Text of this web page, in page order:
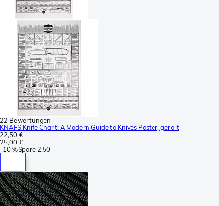
22 Bewertungen
KNAFS Knife Chart: A Modern Guide to Knives Poster, gerollt
22,50 €
25,00 €
-10 %Spare 2,50